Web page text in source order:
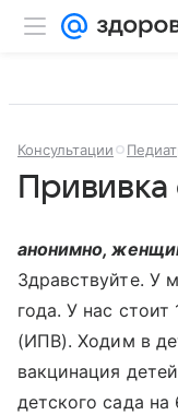
Консультации
Прививка
анонимно,
Здравствуйте. У
года. У нас
(ИПВ). Ходим в
вакцинация
детского сада